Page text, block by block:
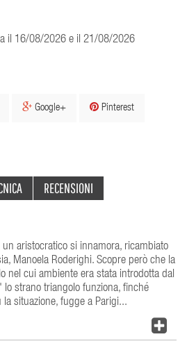
il 16/08/2026 e il 21/08/2026
Google+ Pinterest
RECENSIONI
un aristocratico si innamora, ricambiato
Manoela Roderighi. Scopre però che la
nel cui ambiente era stata introdotta dal
lo strano triangolo funziona, finché
situazione, fugge a Parigi...